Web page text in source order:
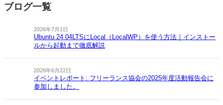
ブログ一覧
2026年7月1日
Ubuntu 24.04LTSにLocal（LocalWP）を使う方法｜インストー
ルから起動まで徹底解説
2026年6月22日
イベントレポート: フリーランス協会の2025年度活動報告会に
参加しました。